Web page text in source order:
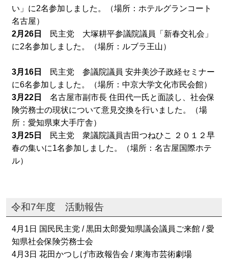
い」に2名参加しました。（場所：ホテルグランコート
名古屋）
2月26日
民主党 大塚耕平参議院議員「新春交礼会」
に2名参加しました。（場所：ルブラ王山）
3月16日
民主党 参議院議員 安井美沙子政経セミナー
に6名参加しました。（場所：中京大学文化市民会館）
3月22日
名古屋市副市長 住田代一氏と面談し、社会保
険労務士の現状について意見交換を行いました。（場
所：愛知県東大手庁舎）
3月25日
民主党 衆議院議員吉田つねひこ ２０１２早
春の集いに1名参加しました。（場所：名古屋国際ホテ
ル）
令和7年度 活動報告
4月1日 国民民主党 / 黒田太郎愛知県議会議員ご来館 / 愛
知県社会保険労務士会
4月3日 花田かつしげ市政報告会 / 東海市芸術劇場